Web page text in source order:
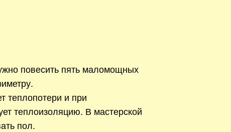
повесить пять маломощных
теплопотери и при
теплоизоляцию. В мастерской
пол.